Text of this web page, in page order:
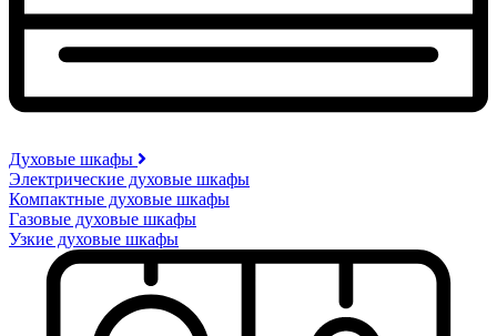
Духовые шкафы
Электрические духовые шкафы
Компактные духовые шкафы
Газовые духовые шкафы
Узкие духовые шкафы